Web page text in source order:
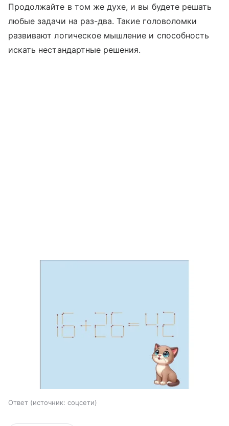
Продолжайте в том же духе, и вы будете решать
любые задачи на раз-два. Такие головоломки
развивают логическое мышление и способность
искать нестандартные решения.
Ответ источник: соцсети